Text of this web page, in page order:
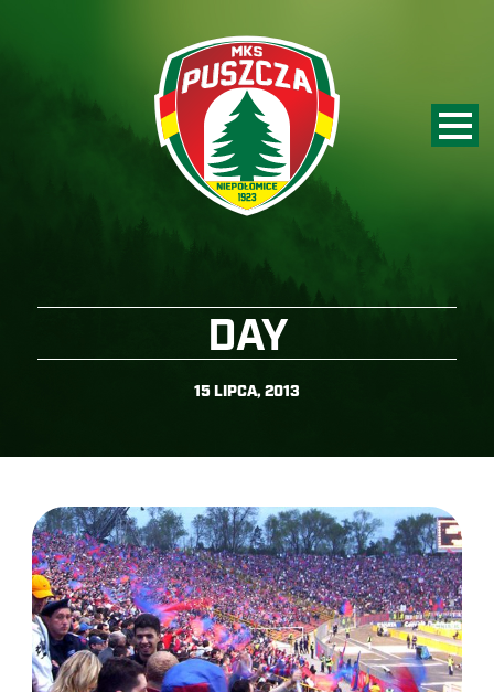
DAY
15 LIPCA, 2013